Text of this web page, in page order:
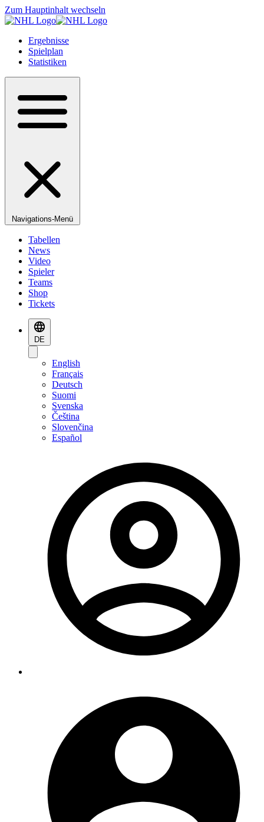
Zum Hauptinhalt wechseln
Ergebnisse
Spielplan
Statistiken
Navigations-Menü
Tabellen
News
Video
Spieler
Teams
Shop
Tickets
DE
English
Français
Deutsch
Suomi
Svenska
Čeština
Slovenčina
Español